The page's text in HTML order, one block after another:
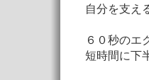
自分を支え
６０秒のエ
短時間に下